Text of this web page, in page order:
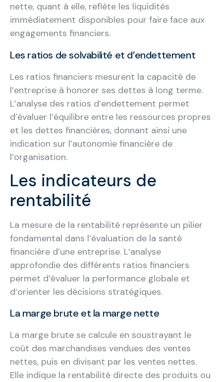
nette, quant à elle, reflète les liquidités
immédiatement disponibles pour faire face aux
engagements financiers.
Les ratios de solvabilité et d’endettement
Les ratios financiers mesurent la capacité de
l’entreprise à honorer ses dettes à long terme.
L’analyse des ratios d’endettement permet
d’évaluer l’équilibre entre les ressources propres
et les dettes financières, donnant ainsi une
indication sur l’autonomie financière de
l’organisation.
Les indicateurs de
rentabilité
La mesure de la rentabilité représente un pilier
fondamental dans l’évaluation de la santé
financière d’une entreprise. L’analyse
approfondie des différents ratios financiers
permet d’évaluer la performance globale et
d’orienter les décisions stratégiques.
La marge brute et la marge nette
La marge brute se calcule en soustrayant le
coût des marchandises vendues des ventes
nettes, puis en divisant par les ventes nettes.
Elle indique la rentabilité directe des produits ou